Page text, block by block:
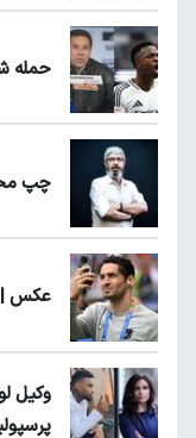
حمله
چپ
عکس |
وکیل